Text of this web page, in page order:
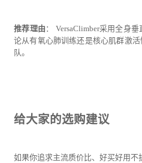
推荐理由 ： VersaClimber采用全身
论从有氧心肺训练还是核心肌群激
队。
给大家的选购建议
如果你追求主流质价比、好买好用